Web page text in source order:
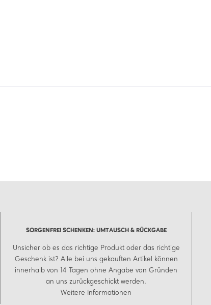
SORGENFREI SCHENKEN: UMTAUSCH & RÜCKGABE
Unsicher ob es das richtige Produkt oder das richtige
Geschenk ist? Alle bei uns gekauften Artikel können
innerhalb von 14 Tagen ohne Angabe von Gründen
an uns zurückgeschickt werden.
Weitere Informationen